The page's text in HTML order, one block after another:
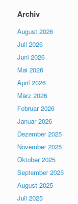
Archiv
August 2026
Juli 2026
Juni 2026
Mai 2026
April 2026
März 2026
Februar 2026
Januar 2026
Dezember 2025
November 2025
Oktober 2025
September 2025
August 2025
Juli 2025